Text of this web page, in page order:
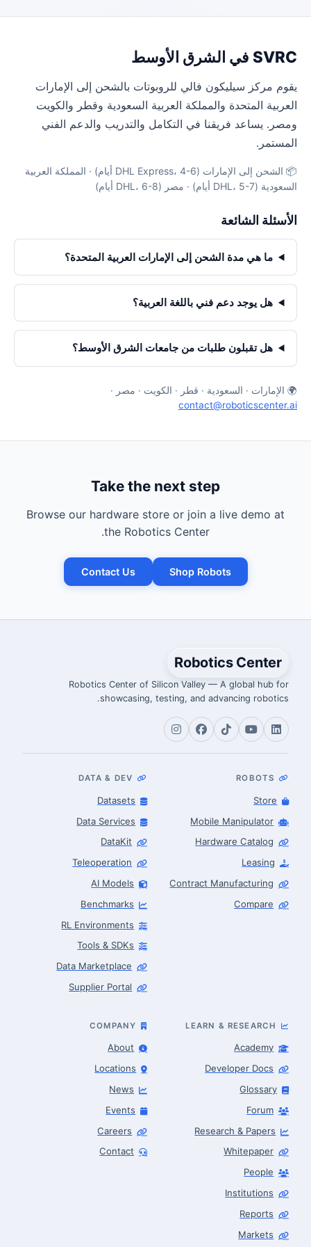
SVRC في الشرق الأوسط
يقوم مركز سيليكون فالي للروبوتات بالشحن إلى الإمارات
العربية المتحدة والمملكة العربية السعودية وقطر والكويت
ومصر. يساعد فريقنا في التكامل والتدريب والدعم الفني
المستمر.
📦 الشحن إلى الإمارات (DHL Express، 4-6 أيام) · المملكة العربية
السعودية (DHL، 5-7 أيام) · مصر (DHL، 6-8 أيام)
الأسئلة الشائعة
ما هي مدة الشحن إلى الإمارات العربية المتحدة؟
هل يوجد دعم فني باللغة العربية؟
هل تقبلون طلبات من جامعات الشرق الأوسط؟
🌍 الإمارات · السعودية · قطر · الكويت · مصر ·
contact@roboticscenter.ai
Take the next step
Browse our hardware store or join a live demo at
the Robotics Center.
Shop Robots
Contact Us
Robotics Center
Robotics Center of Silicon Valley — A global hub for
showcasing, testing, and advancing robotics.
ROBOTS
Store
Mobile Manipulator
Hardware Catalog
Leasing
Contract Manufacturing
Compare
DATA & DEV
Datasets
Data Services
DataKit
Teleoperation
AI Models
Benchmarks
RL Environments
Tools & SDKs
Data Marketplace
Supplier Portal
LEARN & RESEARCH
Academy
Developer Docs
Glossary
Forum
Research & Papers
Whitepaper
People
Institutions
Reports
Markets
COMPANY
About
Locations
News
Events
Careers
Contact
Robotics Advisor